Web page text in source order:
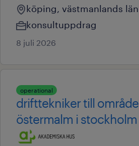
köping, västmanlands län
konsultuppdrag
8 juli 2026
operational
drifttekniker till område
östermalm i stockholm